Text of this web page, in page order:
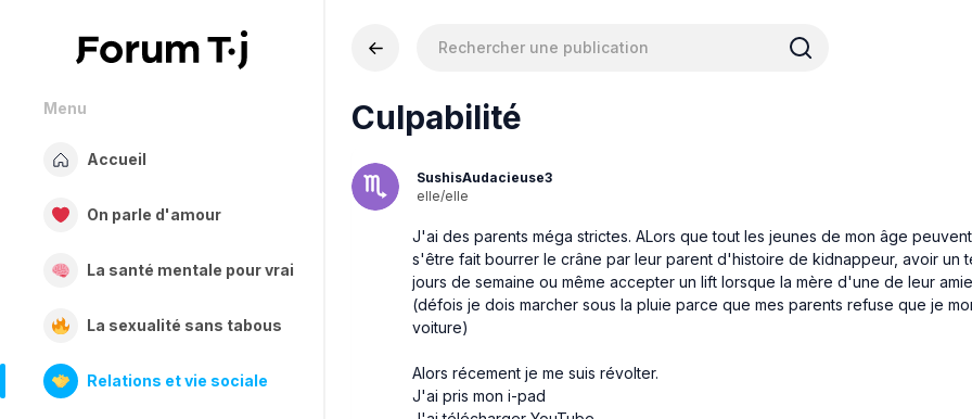
Menu
Accueil
On parle d'amour
La santé mentale pour vrai
La sexualité sans tabous
Relations et vie sociale
Culpabilité
SushisAudacieuse3
elle/elle
J'ai des parents méga strictes. ALors que tout les jeunes de mon âge
s'être fait bourrer le crâne par leur parent d'histoire de kidnappeur, avoir un
jours de semaine ou même accepter un lift lorsque la mère d'une de leur
(défois je dois marcher sous la pluie parce que mes parents refuse que je
voiture)
Alors récement je me suis révolter.
J'ai pris mon i-pad